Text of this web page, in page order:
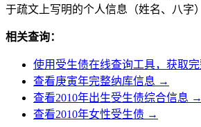
于疏文上写明的个人信息（姓名、八字
相关查询：
使用受生债在线查询工具，获取
查看庚寅年完整纳库信息 →
查看2010年出生受生债综合信息 →
查看2010年女性受生债 →